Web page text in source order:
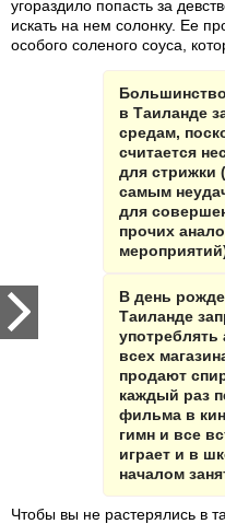
угораздило попасть за
искать на нем солонку. Ее
особого соленого соуса,
в Таиланде
средам,
считается
для стрижки
самым
для
прочих
В день
Таиланде
употреблять
всех
продают
каждый раз
фильма в
гимн и все
играет и в
началом
Чтобы вы не растерялись в